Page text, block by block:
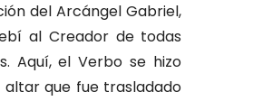
del Arcángel Gabriel,
al Creador de todas
Aquí, el Verbo se hizo
altar que fue trasladado